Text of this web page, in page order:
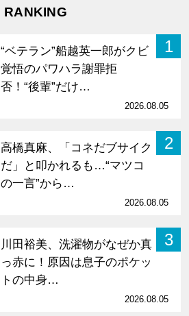
RANKING
1
“ベテラン”船越英一郎がクビ
覚悟のパワハラ謝罪拒
否！“後輩”だけ…
2026.08.05
2
高橋真麻、「コネだブサイク
だ」と叩かれるも…“マツコ
の一言”から…
2026.08.05
3
川田裕美、洗濯物がなぜか真
っ赤に！原因は息子のポケッ
トの中身…
2026.08.05